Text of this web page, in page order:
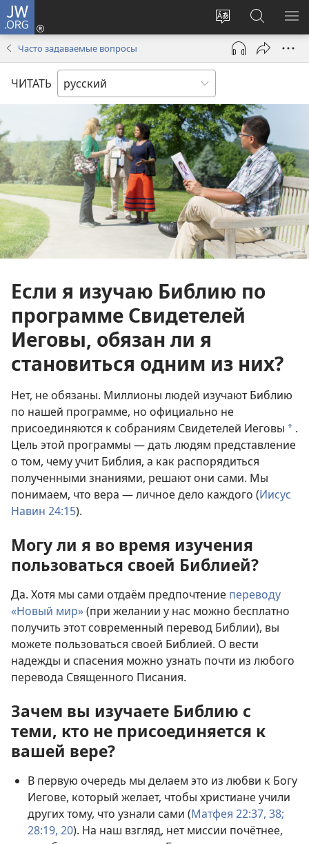
JW.ORG
Изменить
язык
сайта
Войти
(открывается
новом
окне)
Поиск
по
jw.org
Часто задаваемые вопросы
ЧИТАТЬ
Если я изучаю Библию по
программе Свидетелей
Иеговы, обязан ли я
становиться одним из них?
Нет, не обязаны. Миллионы людей изучают Библию
по нашей программе, но официально не
присоединяются к собраниям Свидетелей Иеговы a .
Цель этой программы — дать людям представление
о том, чему учит Библия, а как распорядиться
полученными знаниями, решают они сами. Мы
понимаем, что вера — личное дело каждого (Иисус
Навин 24:15).
Могу ли я во время изучения
пользоваться своей Библией?
Да. Хотя мы сами отдаём предпочтение переводу
«Новый мир»(при желании у нас можно бесплатно
получить этот современный перевод Библии), вы
можете пользоваться своей Библией. О вести
надежды и спасения можно узнать почти из любого
перевода Священного Писания.
Зачем вы изучаете Библию с
теми, кто не присоединяется к
вашей вере?
В первую очередь мы делаем это из любви к Богу
Иегове, который желает, чтобы христиане учили
других тому, что узнали сами (Матфея 22:37, 38;
28:19, 20). На наш взгляд, нет миссии почётнее,